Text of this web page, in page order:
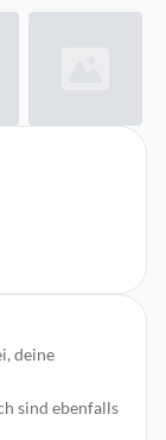
deine
sind ebenfalls